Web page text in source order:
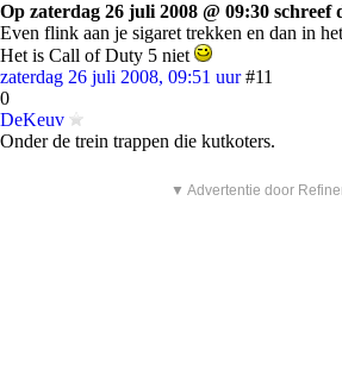
Op zaterdag 26 juli 2008 @ 09:30 schreef
Even flink aan je sigaret trekken en dan in
Het is Call of Duty 5 niet
zaterdag 26 juli 2008, 09:51 uur #11
0
DeKeuv
Onder de trein trappen die kutkoters.
▼ Advertentie door